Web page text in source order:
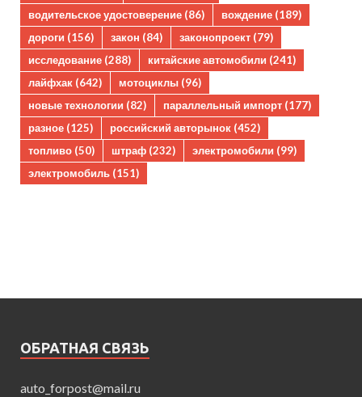
водительское удостоверение (86) вождение (189)
дороги (156) закон (84) законопроект (79)
исследование (288) китайские автомобили (241)
лайфхак (642) мотоциклы (96)
новые технологии (82) параллельный импорт (177)
разное (125) российский авторынок (452)
топливо (50) штраф (232) электромобили (99)
электромобиль (151)
ОБРАТНАЯ СВЯЗЬ
auto_forpost@mail.ru